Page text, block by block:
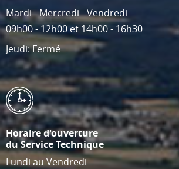
Mardi - Mercredi - Vendredi
09h00 - 12h00 et 14h00 - 16h30
Jeudi: Fermé
Horaire d'ouverture
du Service Technique
Lundi au Vendredi